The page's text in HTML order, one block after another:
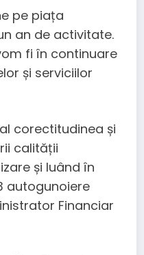
pe piața
an de activitate.
fi în continuare
și serviciilor
corectitudinea și
calității
și luând în
autogunoiere
Financiar